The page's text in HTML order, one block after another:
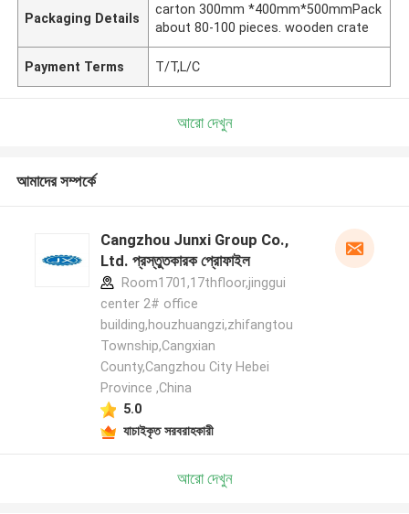
Packaging Details
carton 300mm *400mm*500mmPack
about 80-100 pieces. wooden crate
Payment Terms T/T,L/C
আরো দেখুন
আমাদের সম্পর্কে
Cangzhou Junxi Group Co.,
Ltd. প্রস্তুতকারক প্রোফাইল
Room1701,17thfloor,jinggui
center 2# office
building,houzhuangzi,zhifangtou
Township,Cangxian
County,Cangzhou City Hebei
Province ,China
5.0
যাচাইকৃত সরবরাহকারী
আরো দেখুন